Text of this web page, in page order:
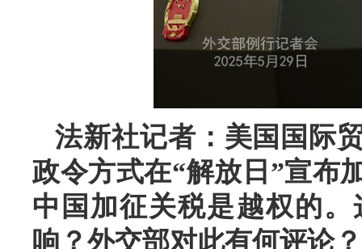
法新社记者：美国国际
政令方式在“解放日”宣布
中国加征关税是越权的
响？外交部对此有何评论？